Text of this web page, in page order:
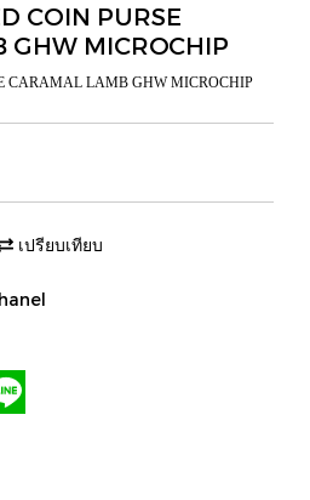
COIN PURSE
GHW MICROCHIP
CARAMAL LAMB GHW MICROCHIP
เปรียบเทียบ